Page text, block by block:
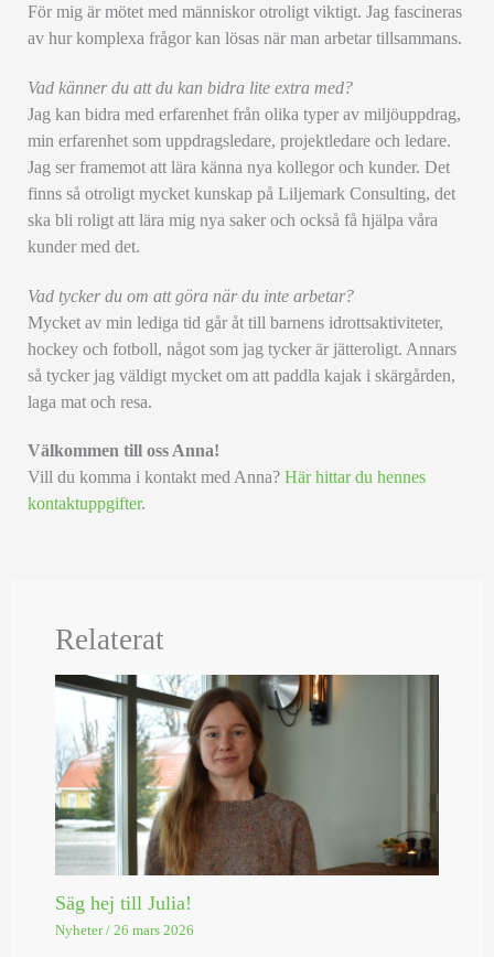
För mig är mötet med människor otroligt viktigt. Jag fascineras
av hur komplexa frågor kan lösas när man arbetar tillsammans.
Vad känner du att du kan bidra lite extra med?
Jag kan bidra med erfarenhet från olika typer av miljöuppdrag,
min erfarenhet som uppdragsledare, projektledare och ledare.
Jag ser framemot att lära känna nya kollegor och kunder. Det
finns så otroligt mycket kunskap på Liljemark Consulting, det
ska bli roligt att lära mig nya saker och också få hjälpa våra
kunder med det.
Vad tycker du om att göra när du inte arbetar?
Mycket av min lediga tid går åt till barnens idrottsaktiviteter,
hockey och fotboll, något som jag tycker är jätteroligt. Annars
så tycker jag väldigt mycket om att paddla kajak i skärgården,
laga mat och resa.
Välkommen till oss Anna!
Vill du komma i kontakt med Anna?Här hittar du hennes
kontaktuppgifter.
Relaterat
Säg hej till Julia!
Nyheter/ 26 mars 2026